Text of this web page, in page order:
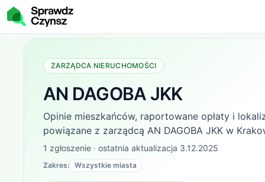
ZARZĄDCA NIERUCHOMOŚCI
AN DAGOBA JKK
Opinie mieszkańców, raportowane opłaty i
powiązane z zarządcą AN DAGOBA JKK w
1 zgłoszenie · ostatnia aktualizacja 3.12.2025
Zakres: Wszystkie miasta